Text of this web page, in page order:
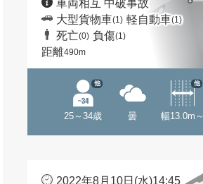
車両相互 中破事故
大型貨物車(1) 軽自動車(1)
死亡(0) 負傷(1)
距離490m
25～34歳
他
曇 幅13.0m～
他
2022年8月10日(水)14:45